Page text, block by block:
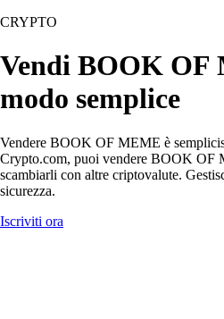
CRYPTO
Vendi BOOK OF
modo semplice
Vendere BOOK OF MEME è
Crypto.com, puoi vendere BOOK OF
scambiarli con altre criptovalute.
sicurezza.
Iscriviti ora